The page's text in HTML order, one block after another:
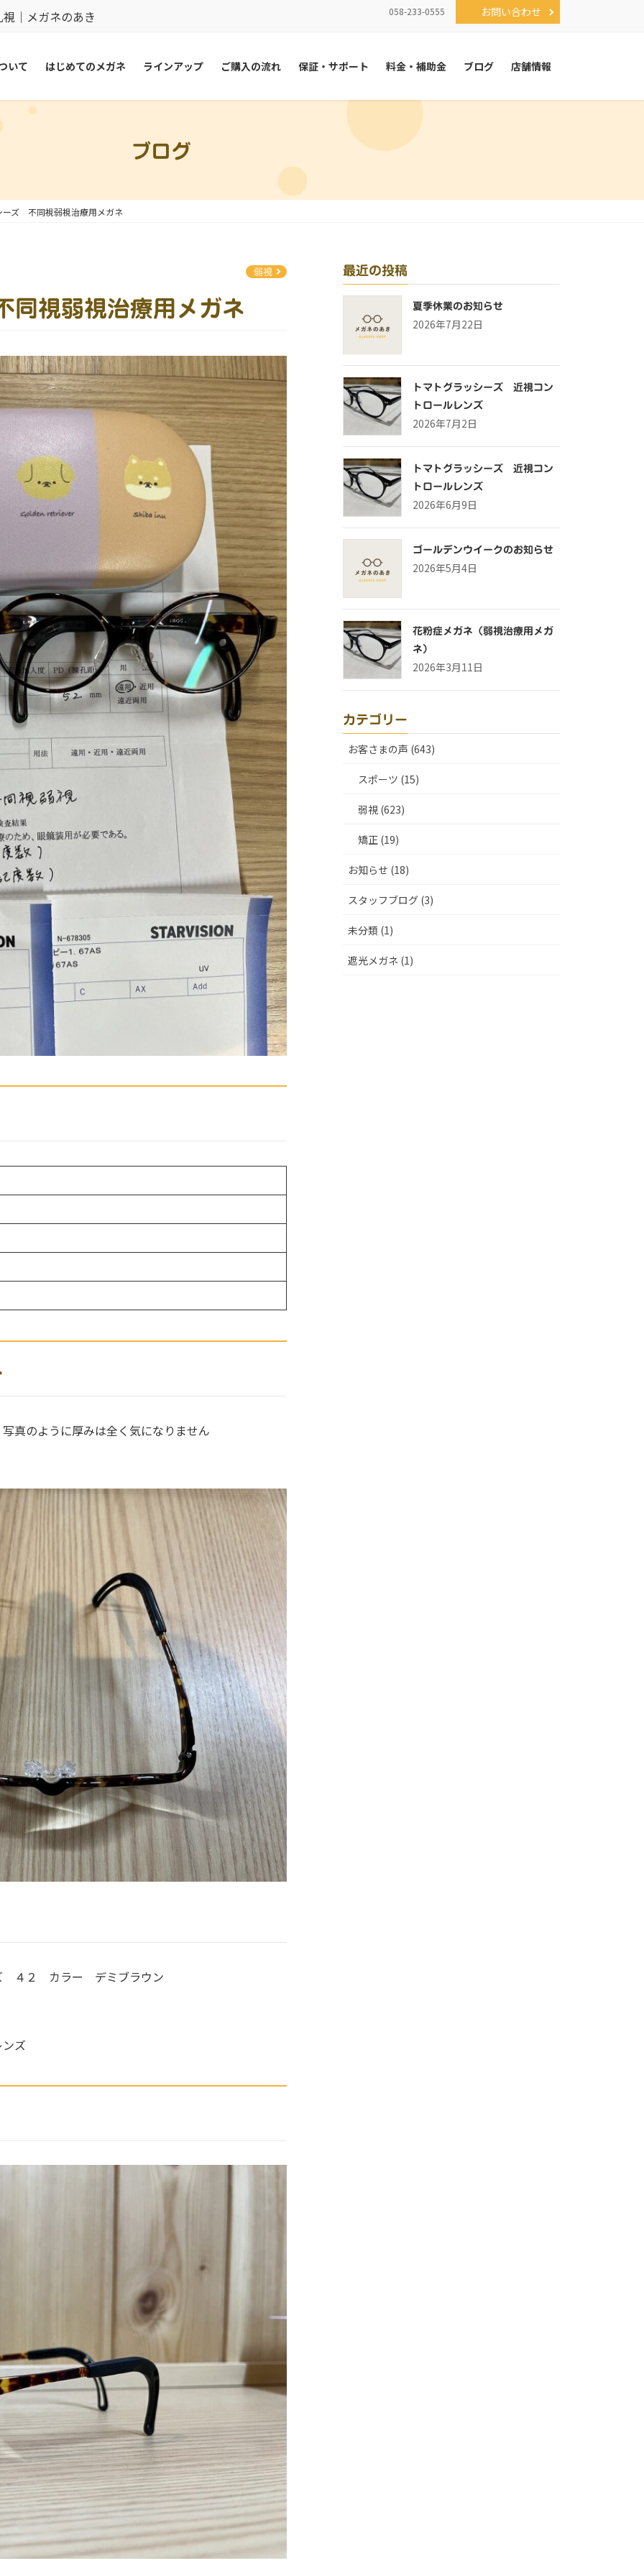
｜メガネのあき 058-233-0555 お問い合わせ
いて はじめてのメガネ ラインアップ ご購入の流れ 保証・サポート 料金・補助金 ブログ 店舗情報
ブログ
ーズ 不同視弱視治療用メガネ
弱視
同視弱視治療用メガネ
真のように厚みは全く気になりません
４２ カラー デミブラウン
ズ
最近の投稿
夏季休業のお知らせ
2026年7月22日
トマトグラッシーズ 近視コン
トロールレンズ
2026年7月2日
トマトグラッシーズ 近視コン
トロールレンズ
2026年6月9日
ゴールデンウイークのお知らせ
2026年5月4日
花粉症メガネ（弱視治療用メガ
ネ）
2026年3月11日
カテゴリー
お客さまの声 (643)
スポーツ (15)
弱視 (623)
矯正 (19)
お知らせ (18)
スタッフブログ (3)
未分類 (1)
遮光メガネ (1)